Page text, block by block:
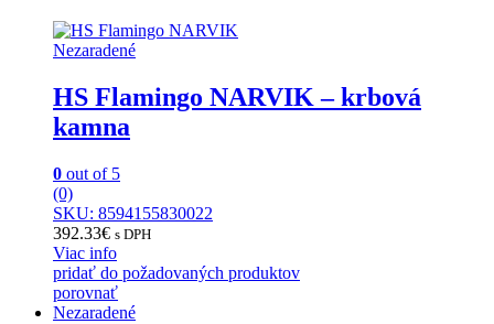
Nezaradené
HS Flamingo NARVIK – krbová
kamna
0 out of 5
(0)
SKU: 8594155830022
392.33€ s DPH
Viac info
pridať do požadovaných produktov
porovnať
Nezaradené